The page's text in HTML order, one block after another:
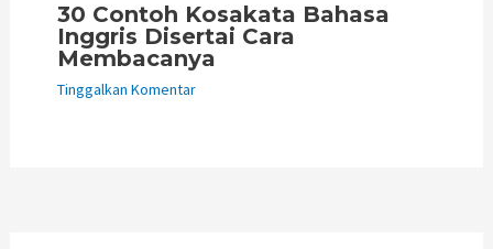
30 Contoh Kosakata Bahasa
Inggris Disertai Cara
Membacanya
Tinggalkan Komentar